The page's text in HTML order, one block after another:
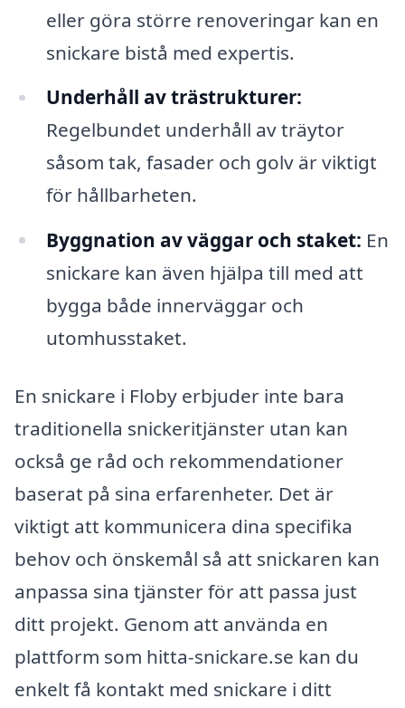
eller göra större renoveringar kan en
snickare bistå med expertis.
Underhåll av trästrukturer:
Regelbundet underhåll av träytor
såsom tak, fasader och golv är viktigt
för hållbarheten.
Byggnation av väggar och staket: En
snickare kan även hjälpa till med att
bygga både innerväggar och
utomhusstaket.
En snickare i Floby erbjuder inte bara
traditionella snickeritjänster utan kan
också ge råd och rekommendationer
baserat på sina erfarenheter. Det är
viktigt att kommunicera dina specifika
behov och önskemål så att snickaren kan
anpassa sina tjänster för att passa just
ditt projekt. Genom att använda en
plattform som hitta-snickare.se kan du
enkelt få kontakt med snickare i ditt